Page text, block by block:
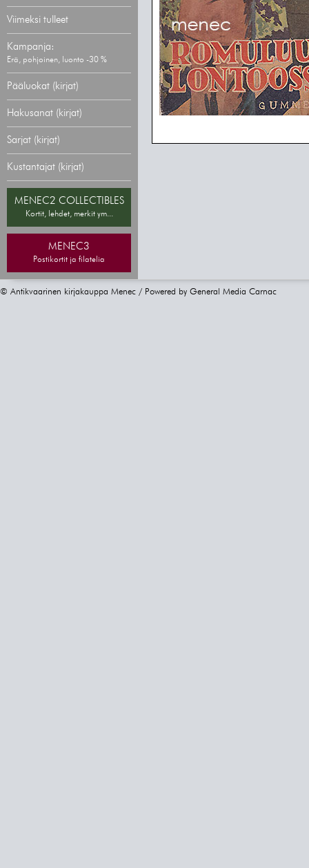
Viimeksi tulleet
Kampanja:
Erä, pohjoinen, luonto -30 %
Pääluokat (kirjat)
Hakusanat (kirjat)
Sarjat (kirjat)
Kustantajat (kirjat)
MENEC2 COLLECTIBLES
Kortit, lehdet, merkit ym...
MENEC3
Postikortit ja filatelia
© Antikvaarinen kirjakauppa Menec / Powered by General Media Carnac